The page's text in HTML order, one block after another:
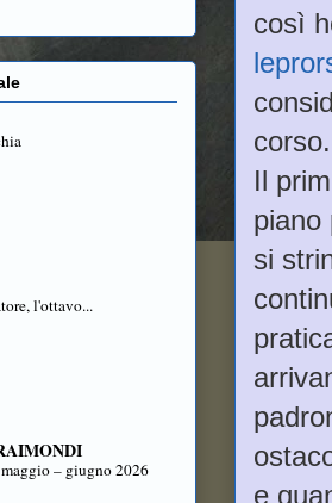
così
Il
piano
si
e
l'ottavo...
– giugno 2026